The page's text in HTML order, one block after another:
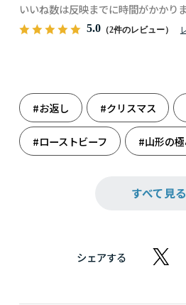
いいね数は反映までに時間がかかり
5.0（2件のレビュー）
#お返し #クリスマス
#ローストビーフ #山形の
すべて見る
シェアする